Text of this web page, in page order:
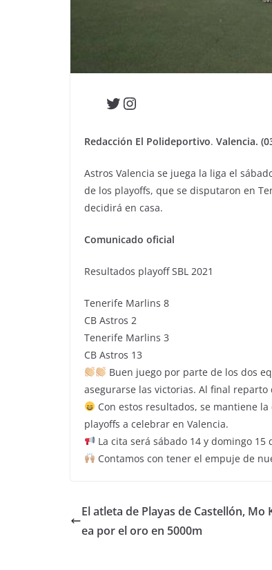
Twitter
Instagram
Redacción El Polideportivo. Valencia.
Astros Valencia se juega la liga el
de los playoffs, que se disputaron en
decidirá en casa.
Comunicado oficial
Resultados playoff SBL 2021
Tenerife Marlins 8
CB Astros 2
Tenerife Marlins 3
CB Astros 13
Buen juego por parte de los dos
asegurarse las victorias. Al final reparto
Con estos resultados, se mantiene
playoffs a celebrar en Valencia.
La cita será sábado 14 y domingo 15
Contamos con tener el empuje de
El atleta de Playas de Castellón, Mo
ea por el oro en 5000m